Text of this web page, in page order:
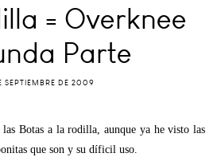
= Overknee
Parte
SEPTIEMBRE DE 2009
las Botas a la rodilla, aunque ya he visto las
que son y su díficil uso.